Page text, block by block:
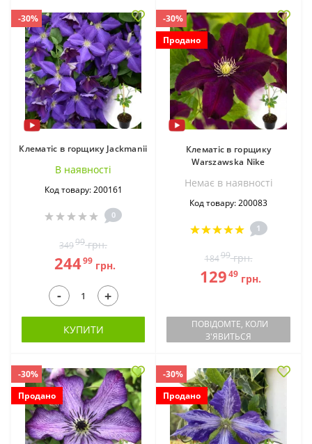
-30%
Клематіс в горщику Jackmanii
В наявностi
Код товару: 200161
0
34999грн.
24499 грн.
- +
КУПИТИ
-30%
Продано
Клематіс в горщику
Warszawska Nike
Немає в наявностi
Код товару: 200083
1
18499грн.
12949грн.
ПОВІДОМТЕ, КОЛИ
З'ЯВИТЬСЯ
-30%
Продано
-30%
Продано